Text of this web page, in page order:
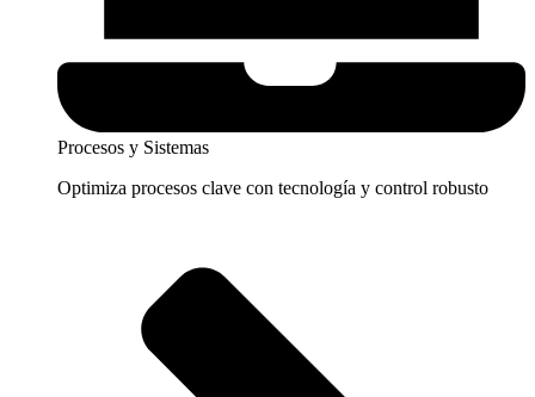
Procesos y Sistemas
Optimiza procesos clave con tecnología y control robusto